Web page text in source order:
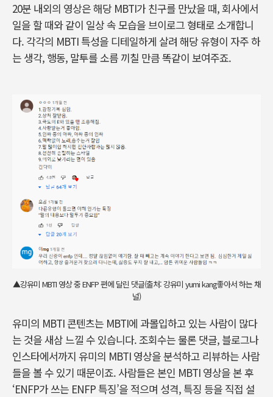
20분 내외의 영상은 해당 MBTI가 친구를 만났을 때, 회사에서
일을 할 때와 같이 일상 속 모습을 브이로그 형태로 소개합니
다. 각각의 MBTI 특성을 디테일하게 살려 해당 유형이 자주 하
는 생각, 행동, 말투를 소름 끼칠 만큼 똑같이 보여주죠.
▲강유미 MBTI 영상 중 ENFP 편에 달린 댓글(출처: 강유미 yumi kang좋아서 하는 채
널)
유미의 MBTI 콘텐츠는 MBTI에 과몰입하고 있는 사람이 많다
는 것을 새삼 느낄 수 있습니다. 조회수는 물론 댓글, 블로그나
인스타에서까지 유미의 MBTI 영상을 분석하고 리뷰하는 사람
들을 볼 수 있기 때문이죠. 사람들은 본인 MBTI 영상을 본 후
‘ENFP가 쓰는 ENFP 특징’을 적으며 성격, 특징 등을 직접 설